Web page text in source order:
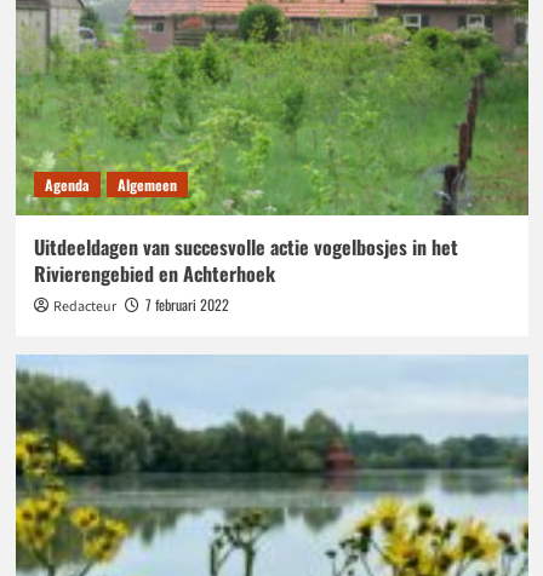
Agenda Algemeen
Uitdeeldagen van succesvolle actie vogelbosjes in het
Rivierengebied en Achterhoek
Redacteur 7 februari 2022